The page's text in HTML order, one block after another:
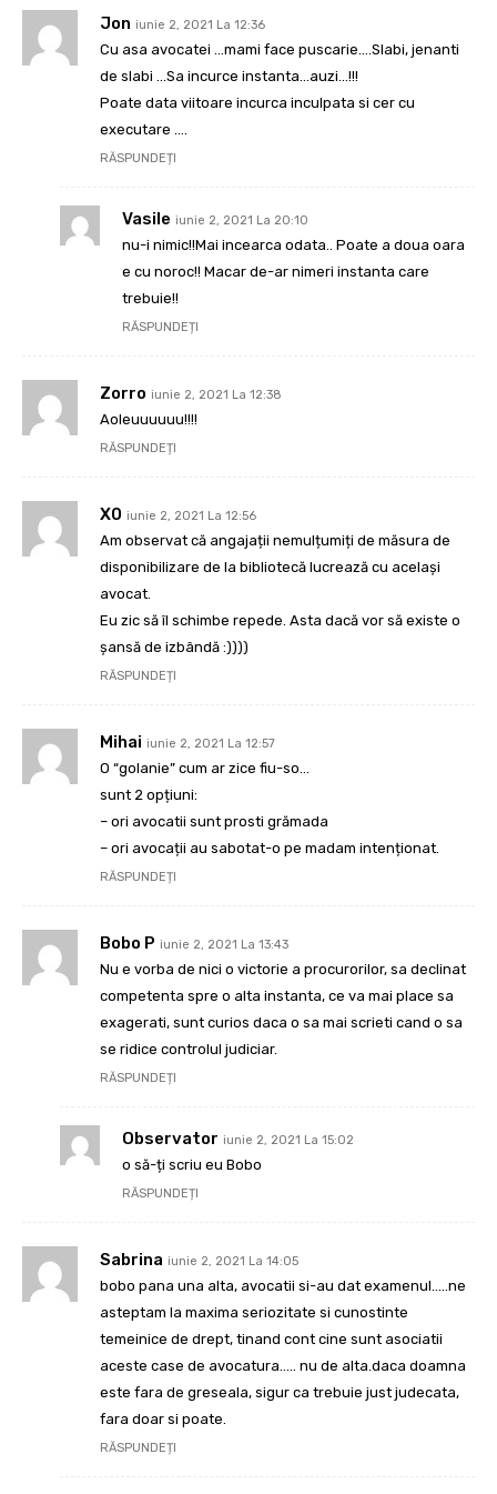
Jon iunie 2, 2021 La 12:36
Cu asa avocatei …mami face puscarie….Slabi, jenanti
de slabi …Sa incurce instanta…auzi…!!!
Poate data viitoare incurca inculpata si cer cu
executare ….
RĂSPUNDEȚI
Vasile iunie 2, 2021 La 20:10
nu-i nimic!!Mai incearca odata.. Poate a doua oara
e cu noroc!! Macar de-ar nimeri instanta care
trebuie!!
RĂSPUNDEȚI
Zorro iunie 2, 2021 La 12:38
Aoleuuuuuu!!!!
RĂSPUNDEȚI
X0 iunie 2, 2021 La 12:56
Am observat că angajații nemulțumiți de măsura de
disponibilizare de la bibliotecă lucrează cu același
avocat.
Eu zic să îl schimbe repede. Asta dacă vor să existe o
șansă de izbândă :))))
RĂSPUNDEȚI
Mihai iunie 2, 2021 La 12:57
O “golanie” cum ar zice fiu-so…
sunt 2 opțiuni:
– ori avocatii sunt prosti grămada
– ori avocații au sabotat-o pe madam intenționat.
RĂSPUNDEȚI
Bobo P iunie 2, 2021 La 13:43
Nu e vorba de nici o victorie a procurorilor, sa declinat
competenta spre o alta instanta, ce va mai place sa
exagerati, sunt curios daca o sa mai scrieti cand o sa
se ridice controlul judiciar.
RĂSPUNDEȚI
Observator iunie 2, 2021 La 15:02
o să-ți scriu eu Bobo
RĂSPUNDEȚI
Sabrina iunie 2, 2021 La 14:05
bobo pana una alta, avocatii si-au dat examenul…..ne
asteptam la maxima seriozitate si cunostinte
temeinice de drept, tinand cont cine sunt asociatii
aceste case de avocatura….. nu de alta.daca doamna
este fara de greseala, sigur ca trebuie just judecata,
fara doar si poate.
RĂSPUNDEȚI